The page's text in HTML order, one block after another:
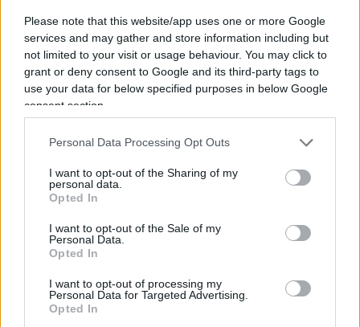
Please note that this website/app uses one or more Google
services and may gather and store information including but
not limited to your visit or usage behaviour. You may click to
grant or deny consent to Google and its third-party tags to
use your data for below specified purposes in below Google
consent section.
Personal Data Processing Opt Outs
I want to opt-out of the Sharing of my
personal data.
Opted In
I want to opt-out of the Sale of my
Personal Data.
Opted In
I want to opt-out of processing my
Personal Data for Targeted Advertising.
Opted In
No Tav, i tedeschi dichiarati
“altamente pericolosi”. L’ombra di
di Massimo Balsamo
30 Luglio 2026, 10:00